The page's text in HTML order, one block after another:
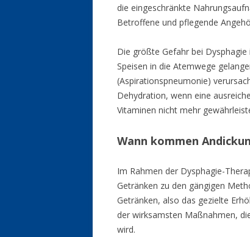
die eingeschränkte
Betroffene und pflegende
Die größte Gefahr bei
Speisen in die Atemwege
(Aspirationspneumonie)
Dehydration, wenn eine
Vitaminen nicht mehr
Wann kommen
Im Rahmen der Dysphagie-
Getränken zu den gängigen
Getränken, also das gezielte
der wirksamsten Maßnahmen,
wird.